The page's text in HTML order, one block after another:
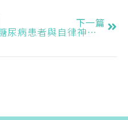
下一篇
糖尿病患者與自律神經失調II